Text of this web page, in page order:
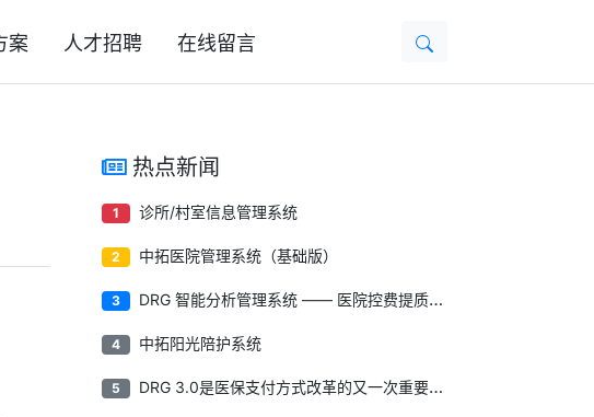
案 人才招聘 在线留言
热点新闻
1 诊所/村室信息管理系统
2 中拓医院管理系统（基础版）
3 DRG 智能分析管理系统 —— 医院控费提质一站式解决方案
4 中拓阳光陪护系统
5 DRG 3.0是医保支付方式改革的又一次重要迭代